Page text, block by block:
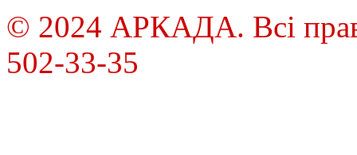
© 2024 АРКАДА. Всі
502-33-35